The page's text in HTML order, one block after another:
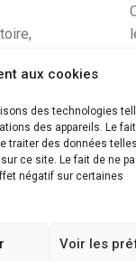
aux cookies
des technologies
des appareils. Le
traiter des données
ce site. Le fait de ne
négatif sur certaines
Voir les
– UNS qui
du
et